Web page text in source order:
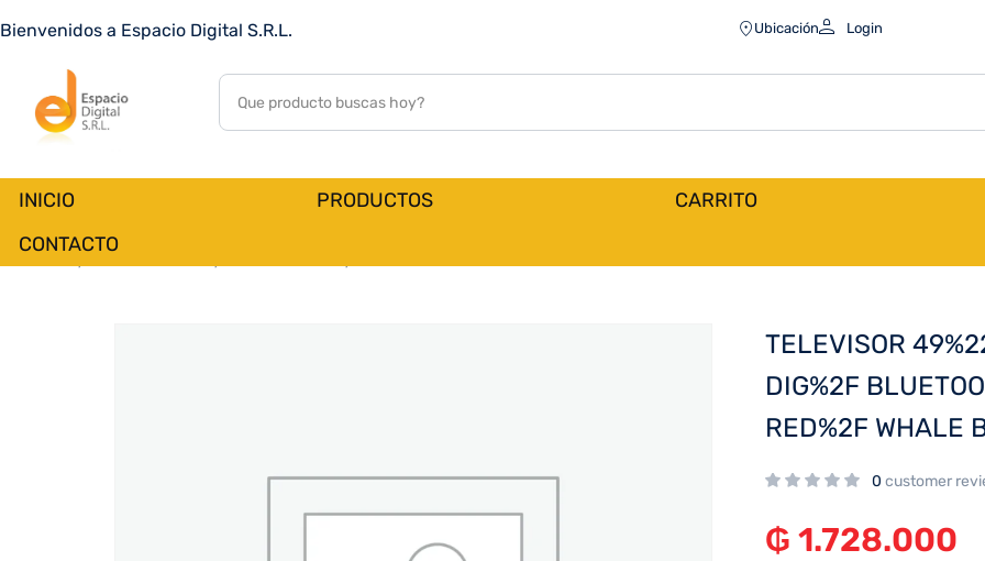
Bienvenidos a Espacio Digital S.R.L. Ubicación Login
INICIO PRODUCTOS
CARRITO
CONTACTO
Inicio PRODUCTOS
TELEVISOR 49%22 JVC LT-49N5165U FHD OPT%2F DIG%2F BLUETOOTH%2F 3 HDMI%2F 2 USB%2F
customer reviews
TELEVISOR
DIG%2F
RED%2F WHALE
0 customer
₲ 1.728.000